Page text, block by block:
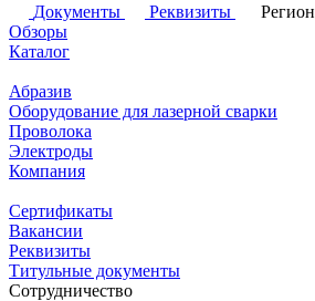
Документы
Реквизиты Регион
Обзоры
Каталог
Абразив
Оборудование для лазерной сварки
Проволока
Электроды
Компания
Сертификаты
Вакансии
Реквизиты
Титульные документы
Сотрудничество